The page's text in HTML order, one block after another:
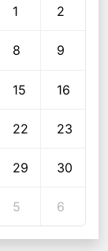
1 2
8 9
15 16
22 23
29 30
5 6